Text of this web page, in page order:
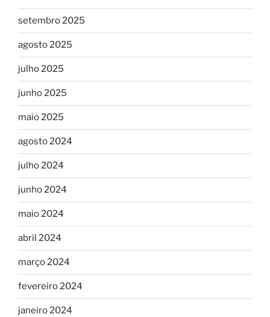
setembro 2025
agosto 2025
julho 2025
junho 2025
maio 2025
agosto 2024
julho 2024
junho 2024
maio 2024
abril 2024
março 2024
fevereiro 2024
janeiro 2024